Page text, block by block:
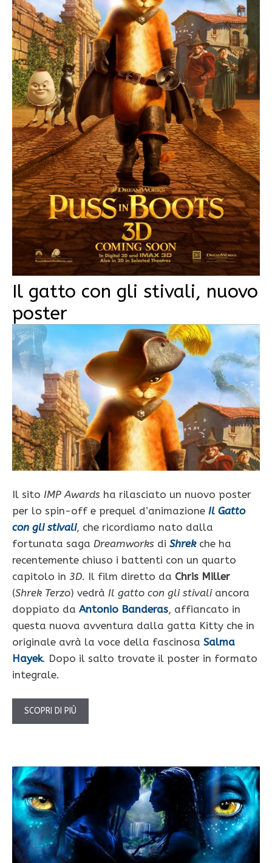
Il gatto con gli stivali, nuovo
poster
Il sito IMP Awards ha rilasciato un nuovo poster
per lo spin-off e prequel d’animazione Il Gatto
con gli stivali, che ricordiamo nato dalla
fortunata saga Dreamworks di Shrekche ha
recentemente chiuso i battenti con un quarto
capitolo in 3D. Il film diretto da Chris Miller
(Shrek Terzo) vedrà Il gatto con gli stivaliancora
doppiato da Antonio Banderas, affiancato in
questa nuova avventura dalla gatta Kitty che in
originale avrà la voce della fascinosa Salma
Hayek. Dopo il salto trovate il poster in formato
integrale.
SCOPRI DI PIÙ